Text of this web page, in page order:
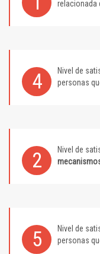
relacionada
4 Nivel de
personas
2 Nivel de
5 Nivel de
personas